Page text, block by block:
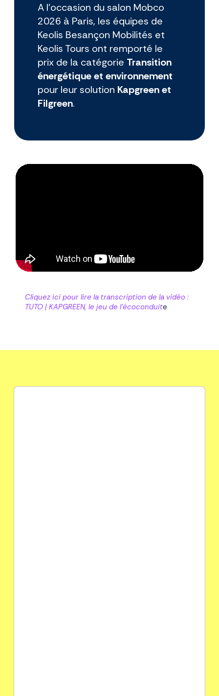
A l'occasion du salon Mobco
2026 à Paris, les équipes de
Keolis Besançon Mobilités et
Keolis Tours ont remporté le
prix de la catégorie Transition
énergétique et environnement
pour leur solution Kapgreen et
Filgreen.
Cliquez ici pour lire la transcription de la vidéo :
TUTO | KAPGREEN, le jeu de l'écoconduite